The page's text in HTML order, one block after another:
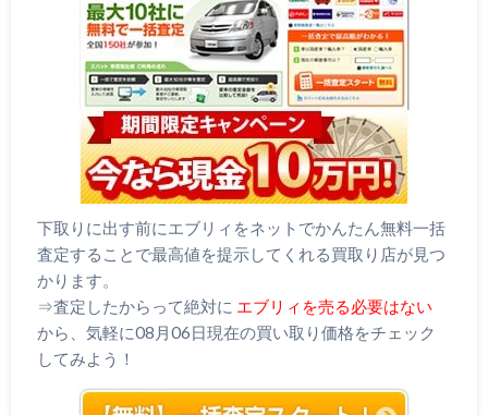
下取りに出す前にエブリィをネットでかんたん無料一括
査定することで最高値を提示してくれる買取り店が見つ
かります。
⇒査定したからって絶対に エブリィを売る必要はない
から、気軽に08月06日現在の買い取り価格をチェック
してみよう！